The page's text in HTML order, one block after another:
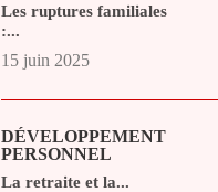
Les ruptures familiales
:...
15 juin 2025
DÉVELOPPEMENT
PERSONNEL
La retraite et la...